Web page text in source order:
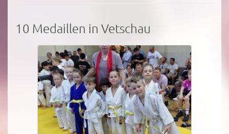
10 Medaillen in Vetschau